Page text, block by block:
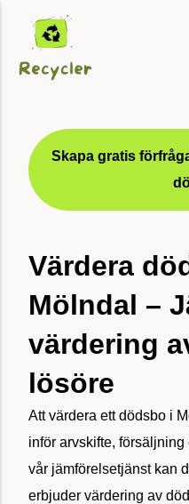
Skapa gratis
Värdera
Mölndal –
värdering
lösöre
Att värdera ett dödsbo i
inför arvskifte,
vår jämförelsetjänst kan
erbjuder värdering av